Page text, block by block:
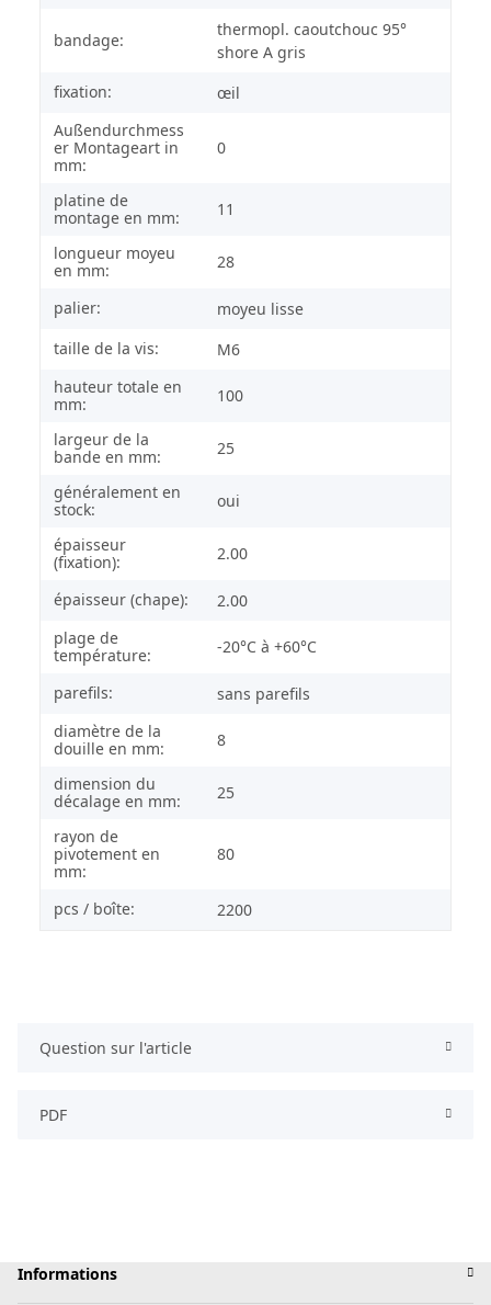
bandage:
thermopl. caoutchouc 95°
shore A gris
fixation:
œil
Außendurchmess
er Montageart in
mm:
0
platine de
montage en mm:
11
longueur moyeu
en mm:
28
palier:
moyeu lisse
taille de la vis:
M6
hauteur totale en
mm:
100
largeur de la
bande en mm:
25
généralement en
stock:
oui
épaisseur
(fixation):
2.00
épaisseur (chape):
2.00
plage de
température:
-20°C à +60°C
parefils:
sans parefils
diamètre de la
douille en mm:
8
dimension du
décalage en mm:
25
rayon de
pivotement en
mm:
80
pcs / boîte: 2200
Question sur l'article
PDF
Informations